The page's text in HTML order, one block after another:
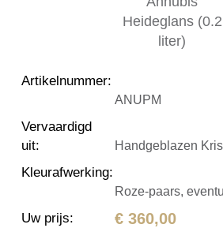
Artikelnummer:
ANUPM
Vervaardigd
uit: Handgeblazen
Kleurafwerking:
Roze-paars,
Uw prijs: € 360,00